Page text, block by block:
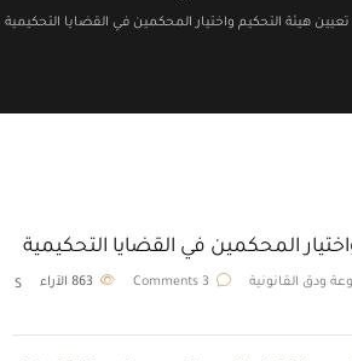
تعيين هيئة التحكيم واختيار المحكمين في القضايا التحكيمية
المحكمين في القضايا التحكيمية
ودق القانونية 3 Comments الآراء
S